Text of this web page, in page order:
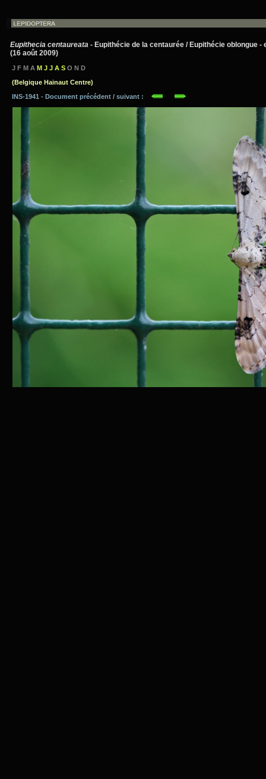
Eupithecia centaureata - Eupithécie de la centaurée / Eupithécie oblongue -
(16 août 2009)
J F M A M J J A S O N D
(Belgique Hainaut Centre)
INS-1941 - Document précédent / suivant :